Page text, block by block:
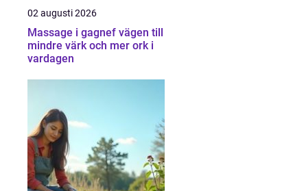
02 augusti 2026
Massage i gagnef vägen till
mindre värk och mer ork i
vardagen